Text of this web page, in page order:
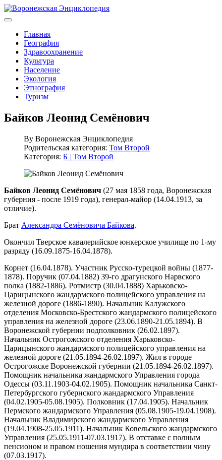
Главная
География
Здравоохранение
Культура
Население
Экология
Этнография
Туризм
Байков Леонид Семёнович
By Воронежская Энциклопедия
Родительская категория: Том Второй
Категория: Б | Том Второй
Байков Леонид Семёнович (27 мая 1858 года, Воронежская
губерния - после 1919 года), генерал-майор (14.04.1913, за
отличие).
Брат Александра Семёновича Байкова.
Окончил Тверское кавалерийское юнкерское училище по 1-му
разряду (16.09.1875-16.04.1878).
Корнет (16.04.1878). Участник Русско-турецкой войны (1877-
1878). Поручик (07.04.1882) 39-го драгунского Нарвского
полка (1882-1886). Ротмистр (30.04.1888) Харьковско-
Царицынского жандармского полицейского управления на
железной дороге (1886-1890). Начальник Калужского
отделения Московско-Брестского жандармского полицейского
управления на железной дороге (23.06.1890-21.05.1894). В
Воронежской губернии подполковник (26.02.1897).
Начальник Острогожского отделения Харьковско-
Царицынского жандармского полицейского управления на
железной дороге (21.05.1894-26.02.1897). Жил в городе
Острогожске Воронежской губернии (21.05.1894-26.02.1897).
Помощник начальника жандармского Управления города
Одессы (03.11.1903-04.02.1905). Помощник начальника Санкт-
Петербургского губернского жандармского Управления
(04.02.1905-05.08.1905). Полковник (17.04.1905). Начальник
Пермского жандармского Управления (05.08.1905-19.04.1908).
Начальник Владимирского жандармского Управления
(19.04.1908-25.05.1911). Начальник Ковельского жандармского
Управления (25.05.1911-07.03.1917). В отставке с полным
пенсионом и правом ношения мундира в соответствии чину
(07.03.1917).